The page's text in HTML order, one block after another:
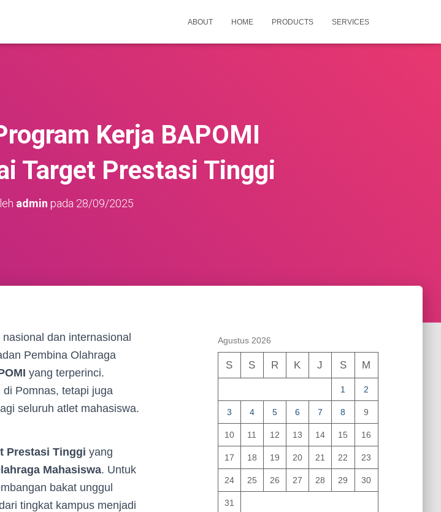
ABOUT HOME PRODUCTS SERVICES
Kerja BAPOMI
Target Prestasi Tinggi
admin pada 28/09/2025
dan internasional
Pembina Olahraga
yang terperinci.
di Pomnas, tetapi juga
seluruh atlet mahasiswa.
Prestasi Tinggi yang
Mahasiswa. Untuk
bakat unggul
tingkat kampus menjadi
Agustus 2026
S S R K J S M
1 2
3 4 5 6 7 8 9
10 11 12 13 14 15 16
17 18 19 20 21 22 23
24 25 26 27 28 29 30
31